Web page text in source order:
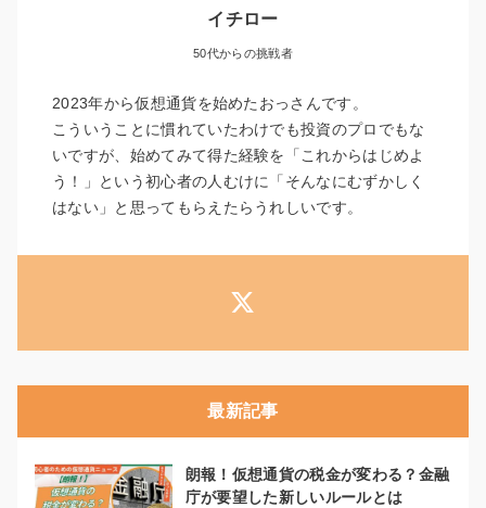
イチロー
50代からの挑戦者
2023年から仮想通貨を始めたおっさんです。
こういうことに慣れていたわけでも投資のプロでもな
いですが、始めてみて得た経験を「これからはじめよ
う！」という初心者の人むけに「そんなにむずかしく
はない」と思ってもらえたらうれしいです。
最新記事
朗報！仮想通貨の税金が変わる？金融
庁が要望した新しいルールとは